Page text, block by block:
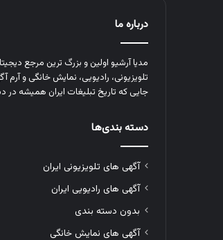
درباره ما
مدیا آرشیو اولین و بزرگ‌ ترین مرجع
تلویزیونی، رادیویی، نمایش خانگی و
جایی که تاریخ تبلیغات ایران همیشه
دسته بندی‌ها
آگهی های تلویزیونی ایران
آگهی های رادیویی ایران
بدون دسته بندی
آگهی های نمایش خانگی